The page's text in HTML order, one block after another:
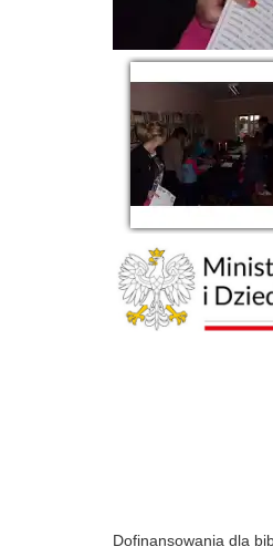
Dofinansowania dla